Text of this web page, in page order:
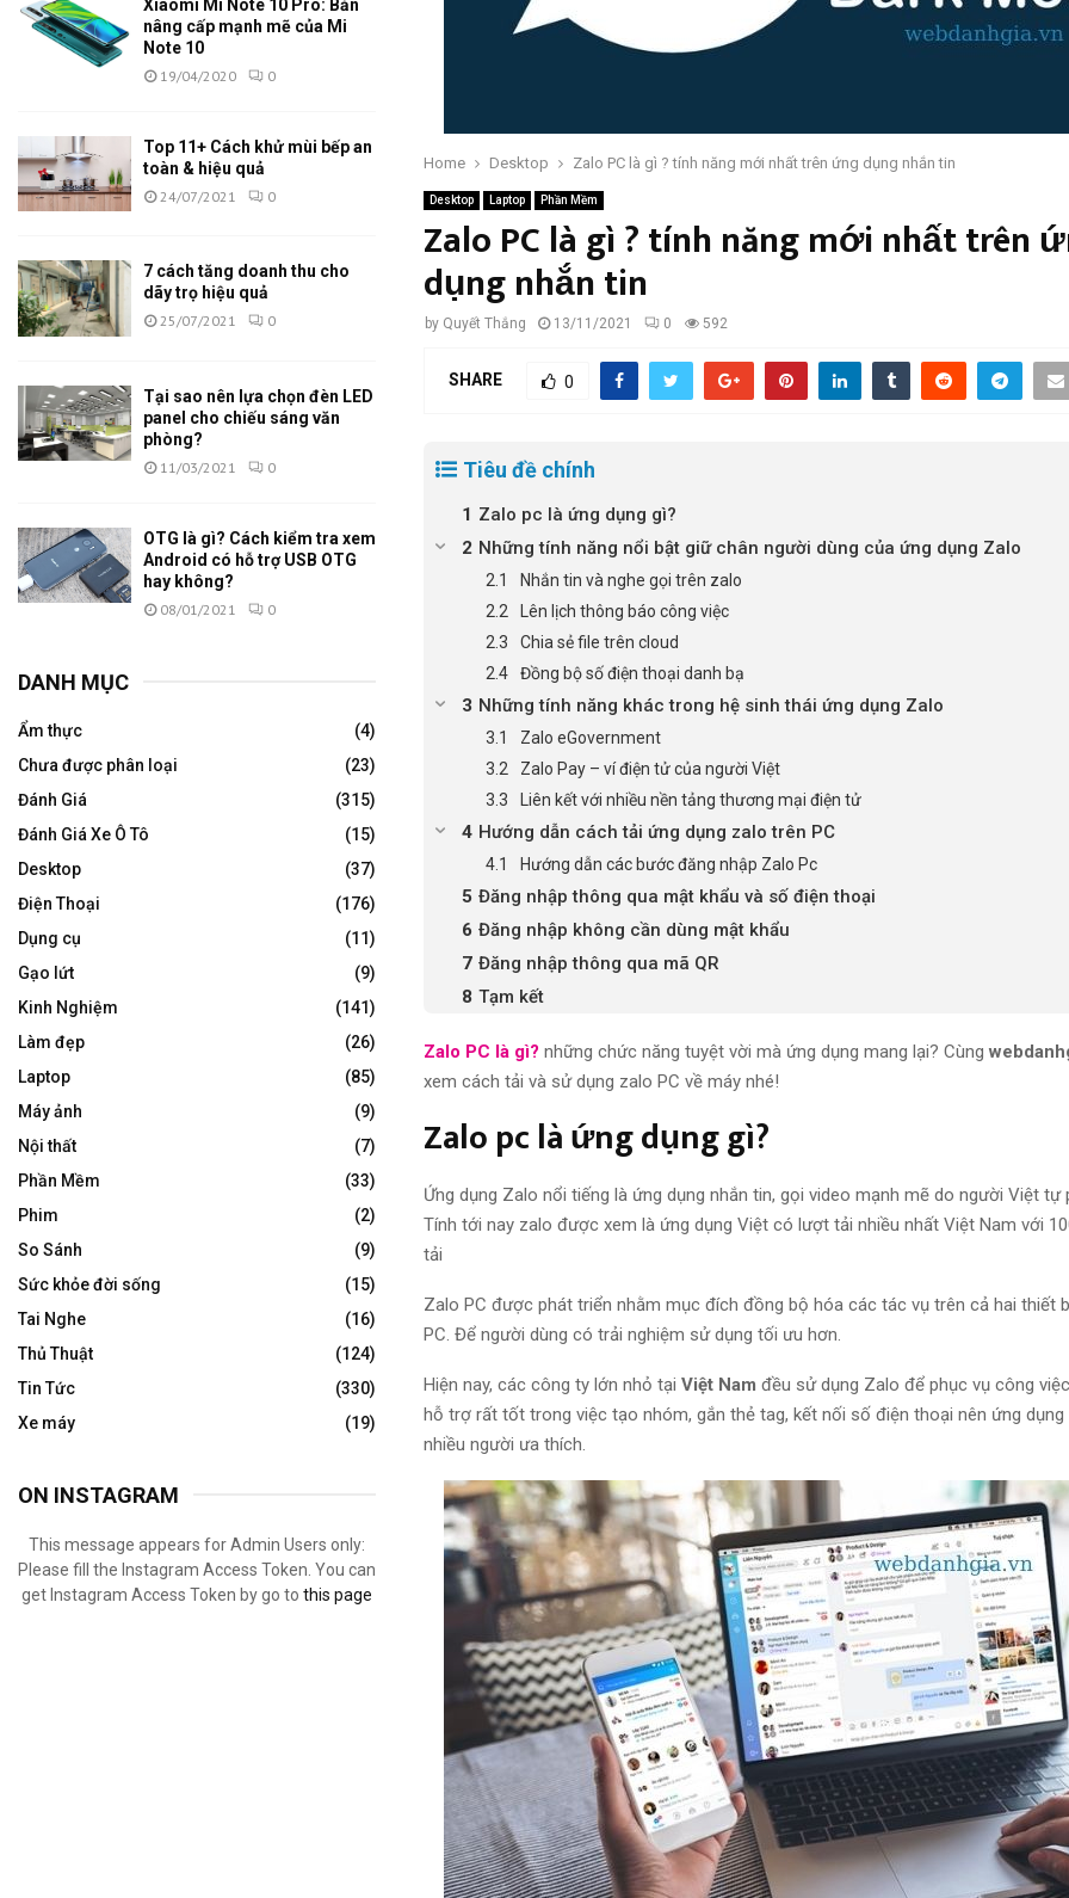
Home Desktop Zalo PC là gì ? tính năng mới nhất trên ứng dụng nhắn tin
Desktop Laptop Phần Mềm
Zalo PC là gì ? tính năng mới nhất trên
dụng nhắn tin
by Quyết Thắng 13/11/2021 0 592
SHARE 0
Tiêu đề chính
Zalo pc là ứng dụng gì?
Những tính năng nổi bật giữ chân người dùng của ứng dụng Zalo
Nhắn tin và nghe gọi trên zalo
Lên lịch thông báo công việc
Chia sẻ file trên cloud
Đồng bộ số điện thoại danh bạ
Những tính năng khác trong hệ sinh thái ứng dụng Zalo
Zalo eGovernment
Zalo Pay – ví điện tử của người Việt
Liên kết với nhiều nền tảng thương mại điện tử
Hướng dẫn cách tải ứng dụng zalo trên PC
Hướng dẫn các bước đăng nhập Zalo Pc
Đăng nhập thông qua mật khẩu và số điện thoại
Đăng nhập không cần dùng mật khẩu
Đăng nhập thông qua mã QR
Tạm kết
Zalo PC là gì? những chức năng tuyệt vời mà ứng dụng mang lại? Cùng
xem cách tải và sử dụng zalo PC về máy nhé!
Zalo pc là ứng dụng gì?
Ứng dụng Zalo nổi tiếng là ứng dụng nhắn tin, gọi video mạnh mẽ do người Việt tự
Tính tới nay zalo được xem là ứng dụng Việt có lượt tải nhiều nhất Việt Nam với
tải
Zalo PC được phát triển nhằm mục đích đồng bộ hóa các tác vụ trên cả hai thiết
PC. Để người dùng có trải nghiệm sử dụng tối ưu hơn.
Hiện nay, các công ty lớn nhỏ tại Việt Nam đều sử dụng Zalo để phục vụ công
hỗ trợ rất tốt trong việc tạo nhóm, gắn thẻ tag, kết nối số điện thoại nên ứng
nhiều người ưa thích.
Xiaomi Mi Note 10 Pro: Bản
nâng cấp mạnh mẽ của Mi
Note 10
19/04/2020 0
Top 11+ Cách khử mùi bếp an
toàn & hiệu quả
24/07/2021 0
7 cách tăng doanh thu cho
dãy trọ hiệu quả
25/07/2021 0
Tại sao nên lựa chọn đèn LED
panel cho chiếu sáng văn
phòng?
11/03/2021 0
OTG là gì? Cách kiểm tra xem
Android có hỗ trợ USB OTG
hay không?
08/01/2021 0
DANH MỤC
Ẩm thực
(4)
Chưa được phân loại
(23)
Đánh Giá
(315)
Đánh Giá Xe Ô Tô
(15)
Desktop
(37)
Điện Thoại
(176)
Dụng cụ
(11)
Gạo lứt
(9)
Kinh Nghiệm
(141)
Làm đẹp
(26)
Laptop
(85)
Máy ảnh
(9)
Nội thất
(7)
Phần Mềm
(33)
Phim
(2)
So Sánh
(9)
Sức khỏe đời sống
(15)
Tai Nghe
(16)
Thủ Thuật
(124)
Tin Tức
(330)
Xe máy
(19)
ON INSTAGRAM
This message appears for Admin Users only:
Please fill the Instagram Access Token. You can
get Instagram Access Token by go to this page